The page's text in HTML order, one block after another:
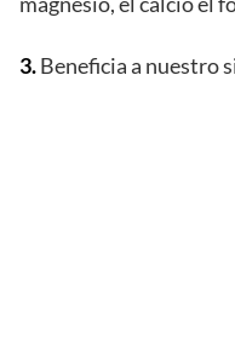
3.Beneficia a nuestro